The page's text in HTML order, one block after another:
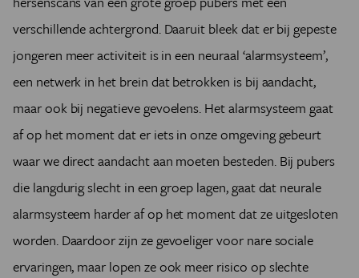
verschillende achtergrond. Daaruit bleek dat er bij gepeste
jongeren meer activiteit is in een neuraal ‘alarmsysteem’,
een netwerk in het brein dat betrokken is bij aandacht,
maar ook bij negatieve gevoelens. Het alarmsysteem gaat
af op het moment dat er iets in onze omgeving gebeurt
waar we direct aandacht aan moeten besteden. Bij pubers
die langdurig slecht in een groep lagen, gaat dat neurale
alarmsysteem harder af op het moment dat ze uitgesloten
worden. Daardoor zijn ze gevoeliger voor nare sociale
ervaringen, maar lopen ze ook meer risico op slechte